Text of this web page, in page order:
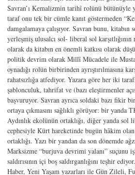
Savran’ı Kemalizmin tarihî rolünü bütünüyle
taraf onu tek bir cümle kanıt göstermeden
damgalamaya çalışıyor. Savran bunu, kitabın
yerleşmiş ulusalcı sol- liberal sol karşıtlığının
olarak da kitabın en önemli katkısı olarak
politik devrim olarak Millî Mücadele ile
oynadığı rolün birbirinden ayrıştırılmasına
rahatsızlığa atfediyor. Yazara göre her iki
şablonculuk, tahrifat ve (bazı eleştirmenler
başvuruyor. Savran ayrıca soldaki bazı fikir
ortaya çıkmasını sağlıklı görüyor: bir yanda
Aydınlık ekolünün ortaklığı, diğer yanda sol
cephesiyle Kürt hareketinde bugün hâkim
ortaklığı. Yazı bir yandan da son dönemde
Marksizme “burjuva devrimi yalanı” suçunu
saldırısının içi boş saldırganlığını teşhir
Haber, Yeni Yaşam yazarları ile Gün Zileli,